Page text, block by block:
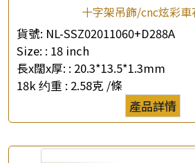
十字架吊飾/cnc炫彩車
貨號: NL-SSZ02011060+D288A
Size: : 18 inch
長x闊x厚: : 20.3*13.5*1.3mm
18k 约重 : 2.58克 /條
產品詳情